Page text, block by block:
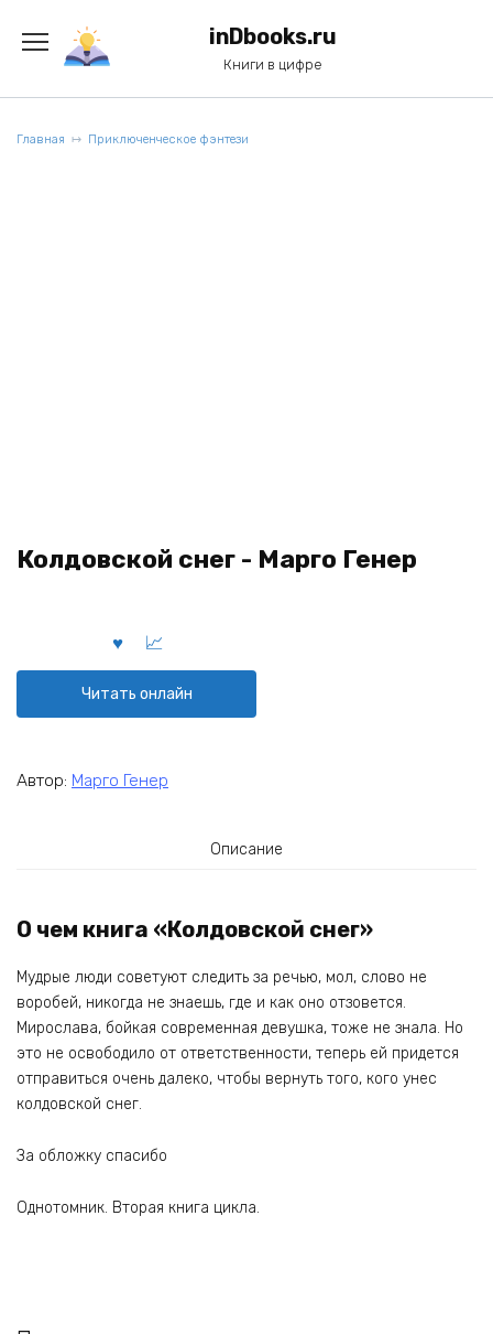
содержанию
inDbooks.ru
Книги в цифре
Главная Приключенческое фэнтези
Колдовской снег - Марго Генер
Читать онлайн
Автор: Марго Генер
Описание
О чем книга «Колдовской снег»
Мудрые люди советуют следить за речью, мол, слово не
воробей, никогда не знаешь, где и как оно отзовется.
Мирослава, бойкая современная девушка, тоже не знала. Но
это не освободило от ответственности, теперь ей придется
отправиться очень далеко, чтобы вернуть того, кого унес
колдовской снег.
За обложку спасибо
Однотомник. Вторая книга цикла.